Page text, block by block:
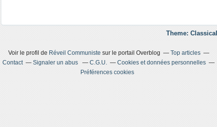
Theme:
Voir le profil de Réveil Communiste sur le portail Overblog
Top articles
Contact
Signaler un abus C.G.U.
Cookies et données personnelles
Préférences cookies